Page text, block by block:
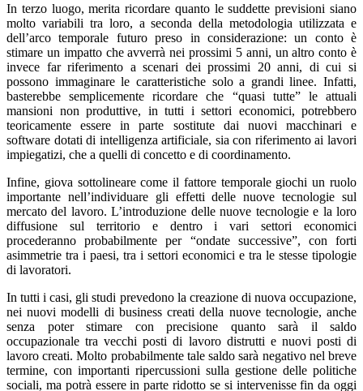
In terzo luogo, merita ricordare quanto le suddette previsioni siano
molto variabili tra loro, a seconda della metodologia utilizzata e
dell’arco temporale futuro preso in considerazione: un conto è
stimare un impatto che avverrà nei prossimi 5 anni, un altro conto è
invece far riferimento a scenari dei prossimi 20 anni, di cui si
possono immaginare le caratteristiche solo a grandi linee. Infatti,
basterebbe semplicemente ricordare che “quasi tutte” le attuali
mansioni non produttive, in tutti i settori economici, potrebbero
teoricamente essere in parte sostitute dai nuovi macchinari e
software dotati di intelligenza artificiale, sia con riferimento ai lavori
impiegatizi, che a quelli di concetto e di coordinamento.
Infine, giova sottolineare come il fattore temporale giochi un ruolo
importante nell’individuare gli effetti delle nuove tecnologie sul
mercato del lavoro. L’introduzione delle nuove tecnologie e la loro
diffusione sul territorio e dentro i vari settori economici
procederanno probabilmente per “ondate successive”, con forti
asimmetrie tra i paesi, tra i settori economici e tra le stesse tipologie
di lavoratori.
In tutti i casi, gli studi prevedono la creazione di nuova occupazione,
nei nuovi modelli di business creati della nuove tecnologie, anche
senza poter stimare con precisione quanto sarà il saldo
occupazionale tra vecchi posti di lavoro distrutti e nuovi posti di
lavoro creati. Molto probabilmente tale saldo sarà negativo nel breve
termine, con importanti ripercussioni sulla gestione delle politiche
sociali, ma potrà essere in parte ridotto se si intervenisse fin da oggi